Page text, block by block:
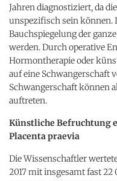
Jahren diagnostiziert, da
unspezifisch sein können.
Bauchspiegelung der
werden. Durch operative
Hormontherapie oder
auf eine Schwangerschaft
Schwangerschaft können
auftreten.
Künstliche Befruchtung
Placenta praevia
Die Wissenschaftler
2017 mit insgesamt fast 22